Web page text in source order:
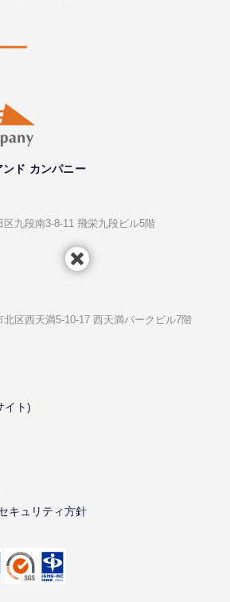
ド カンパニー
区九段南3-8-11 飛栄九段ビル5階
北区⻄天満5-10-17 ⻄天満パークビル7階
イト)
キュリティ方針